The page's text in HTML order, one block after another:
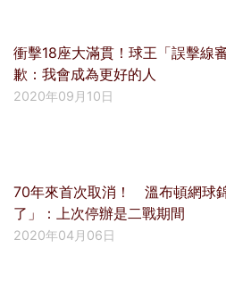
衝擊18座大滿貫！球王「誤擊
歉：我會成為更好的人
2020年09月10日
70年來首次取消！ 溫布頓網球
了」：上次停辦是二戰期間
2020年04月06日